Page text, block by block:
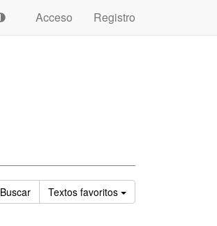
Acceso
Registro
Buscar Textos favoritos Ordenar